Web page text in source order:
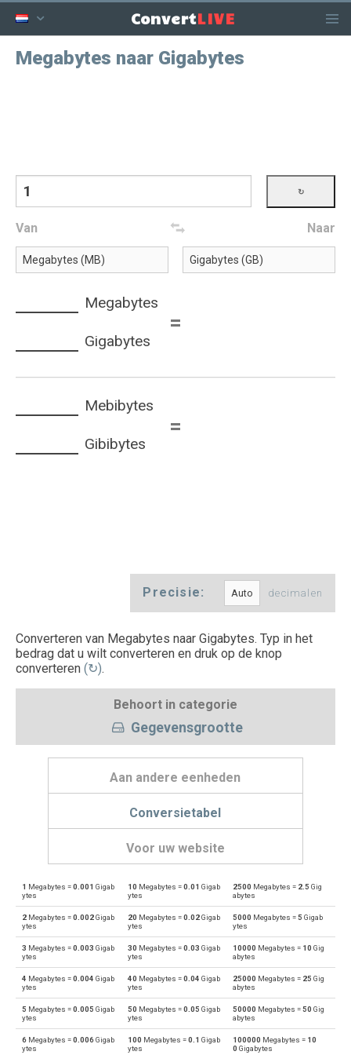
ConvertLIVE
Megabytes naar Gigabytes
Van Naar
Megabytes
=
Gigabytes
Mebibytes
=
Gibibytes
Precisie: decimalen
Converteren van Megabytes naar Gigabytes. Typ in het
bedrag dat u wilt converteren en druk op de knop
converteren (↻).
Behoort in categorie
Gegevensgrootte
Aan andere eenheden
Conversietabel
Voor uw website
MB Megabytes naar Bytes B
B Bytes naar Megabytes MB
MB Megabytes naar Bits bit
bit Bits naar Megabytes MB
MB Megabytes naar Exabytes EB
EB Exabytes naar Megabytes MB
1 Megabytes =0.001 Gigab
ytes
10 Megabytes =0.01 Gigab
ytes
2500 Megabytes = 2.5 Gig
abytes
2 Megabytes =0.002Gigab
ytes
20 Megabytes =0.02Gigab
ytes
5000 Megabytes =5 Gigab
ytes
3 Megabytes =0.003 Gigab
ytes
30 Megabytes =0.03 Gigab
ytes
10000 Megabytes = 10 Gig
abytes
4 Megabytes =0.004 Gigab
ytes
40 Megabytes =0.04 Gigab
ytes
25000 Megabytes = 25 Gig
abytes
5 Megabytes =0.005 Gigab
ytes
50 Megabytes =0.05 Gigab
ytes
50000 Megabytes =50 Gig
abytes
6 Megabytes =0.006Gigab
ytes
100 Megabytes =0.1 Gigab
ytes
100000 Megabytes = 10
0 Gigabytes